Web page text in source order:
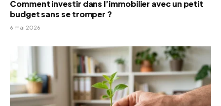
Comment investir dans l’immobilier avec un petit
budget sans se tromper ?
6 mai 2026